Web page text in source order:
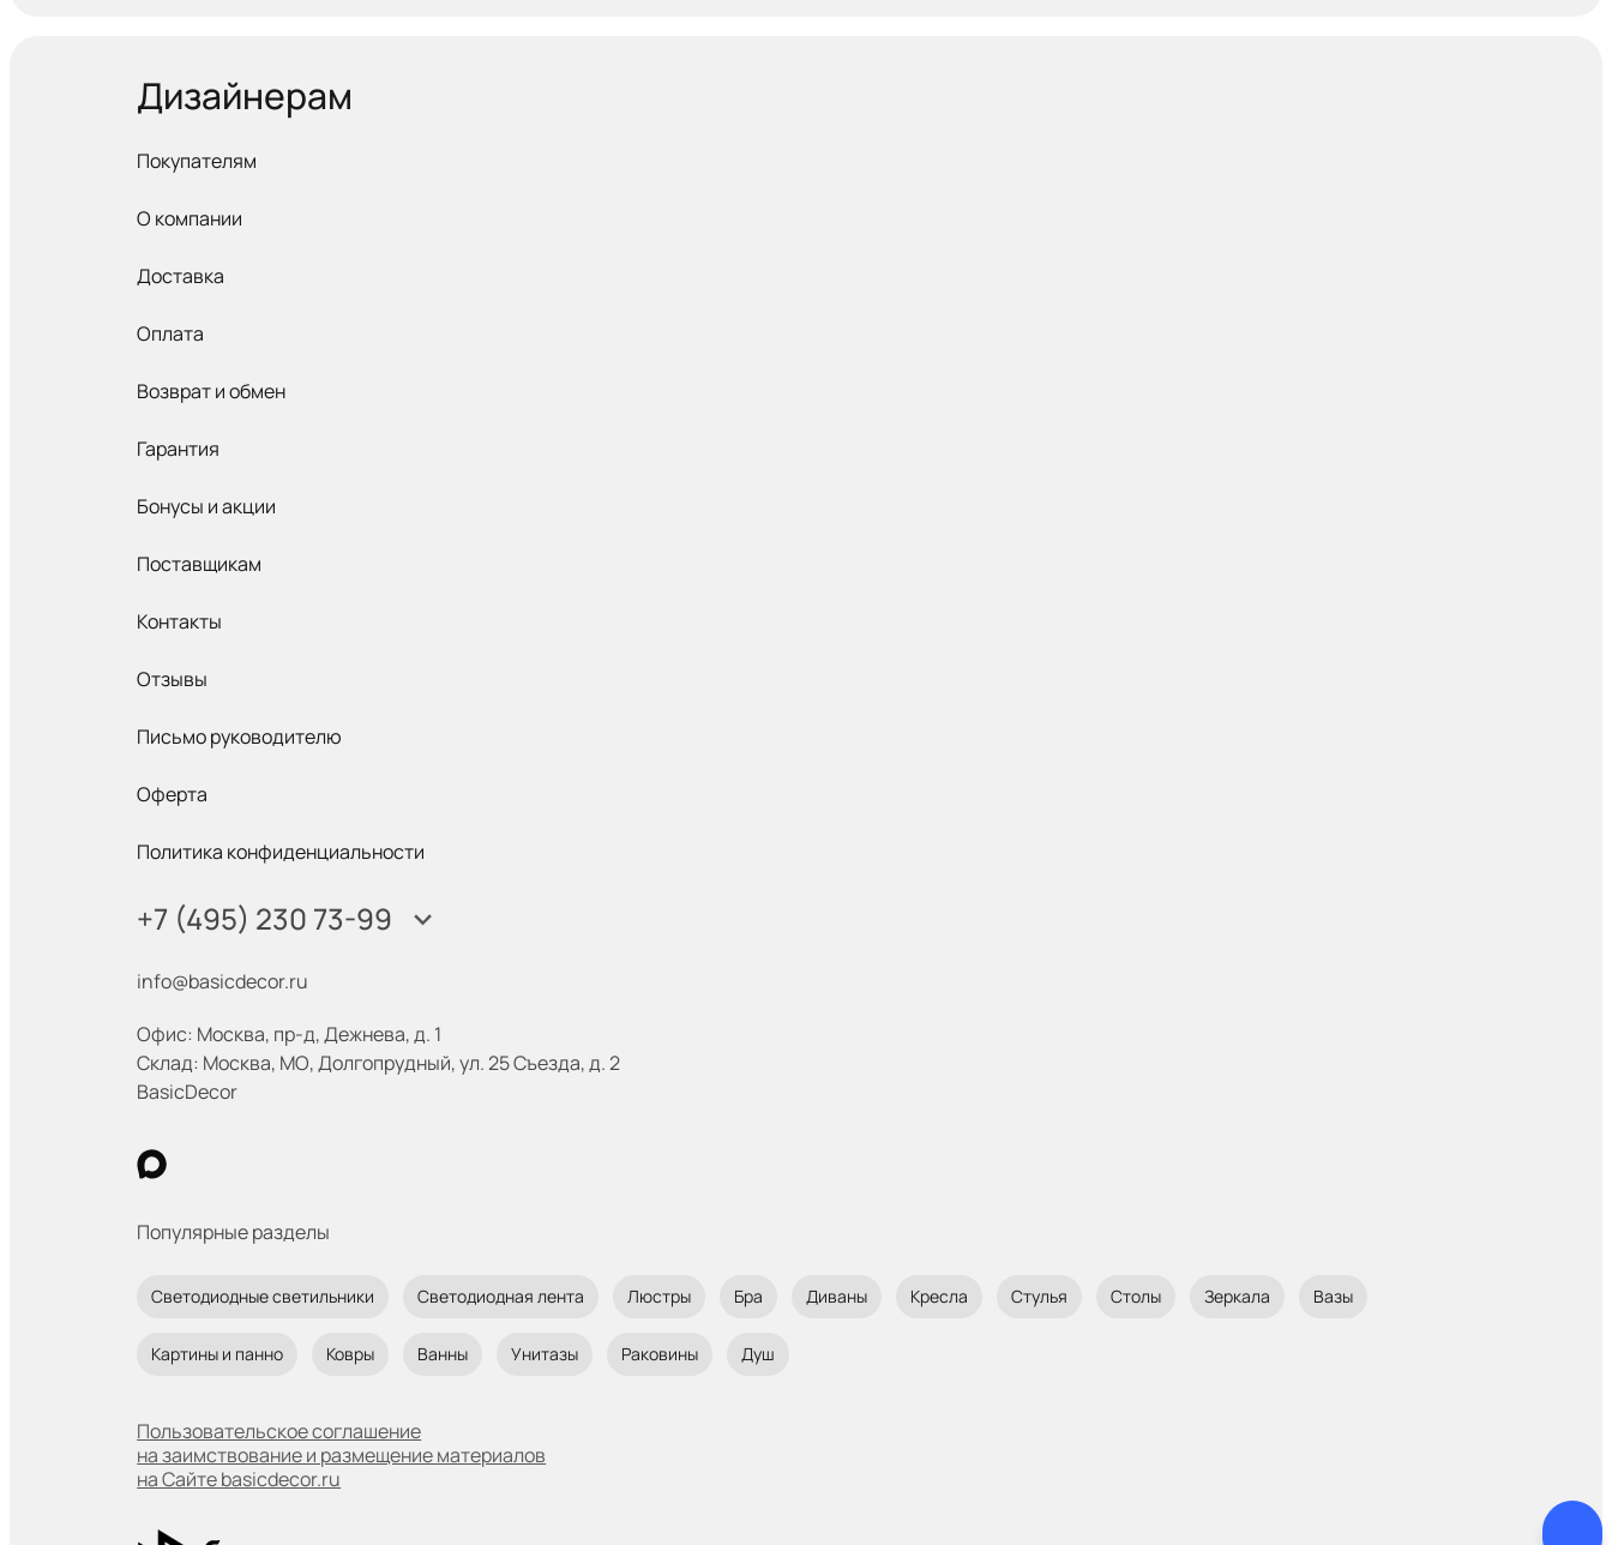
Дизайнерам
Покупателям
О компании
Доставка
Оплата
Возврат и обмен
Гарантия
Бонусы и акции
Поставщикам
Контакты
Отзывы
Письмо руководителю
Оферта
Политика конфиденциальности
+7 (495) 230 73-99
info@basicdecor.ru
Офис: Москва, пр-д, Дежнева, д. 1
Склад: Москва, МО, Долгопрудный, ул. 25 Съезда, д. 2
BasicDecor
Популярные разделы
Светодиодные светильники Светодиодная лента Люстры Бра Диваны Кресла Стулья Столы Зеркала Вазы
Картины и панно Ковры Ванны Унитазы Раковины Душ
Пользовательское соглашение
на заимствование и размещение материалов
на Сайте basicdecor.ru